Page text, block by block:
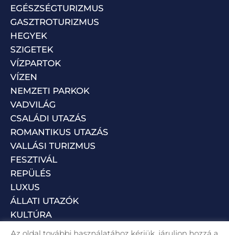
EGÉSZSÉGTURIZMUS
GASZTROTURIZMUS
HEGYEK
SZIGETEK
VÍZPARTOK
VÍZEN
NEMZETI PARKOK
VADVILÁG
CSALÁDI UTAZÁS
ROMANTIKUS UTAZÁS
VALLÁSI TURIZMUS
FESZTIVÁL
REPÜLÉS
LUXUS
ÁLLATI UTAZÓK
KULTÚRA